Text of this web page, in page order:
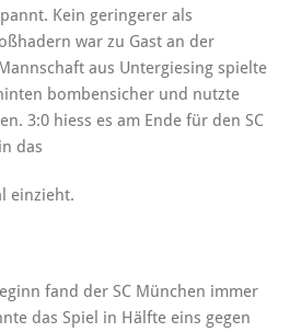
Kein geringerer als
war zu Gast an der
aus Untergiesing spielte
bombensicher und nutzte
3:0 hiess es am Ende für den SC
das
einzieht.
fand der SC München immer
das Spiel in Hälfte eins gegen